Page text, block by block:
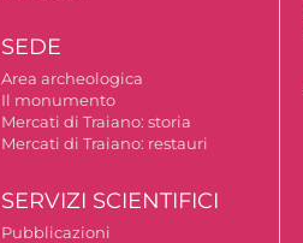
SEDE
Area archeologica
Il monumento
Mercati di Traiano: storia
Mercati di Traiano: restauri
SERVIZI SCIENTIFICI
Pubblicazioni